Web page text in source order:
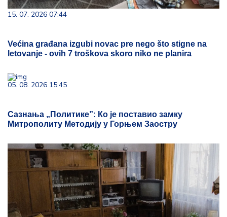
15. 07. 2026 07:44
Većina građana izgubi novac pre nego što stigne na
letovanje - ovih 7 troškova skoro niko ne planira
05. 08. 2026 15:45
Сазнања „Политике”: Ко је поставио замку
Митрополиту Методију у Горњем Заостру